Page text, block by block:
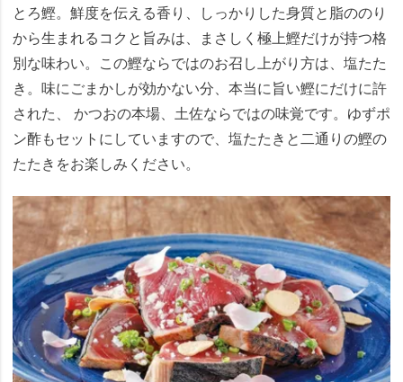
とろ鰹。鮮度を伝える香り、しっかりした身質と脂ののり
から生まれるコクと旨みは、まさしく極上鰹だけが持つ格
別な味わい。この鰹ならではのお召し上がり方は、塩たた
き。味にごまかしが効かない分、本当に旨い鰹にだけに許
された、 かつおの本場、土佐ならではの味覚です。ゆずポ
ン酢もセットにしていますので、塩たたきと二通りの鰹の
たたきをお楽しみください。